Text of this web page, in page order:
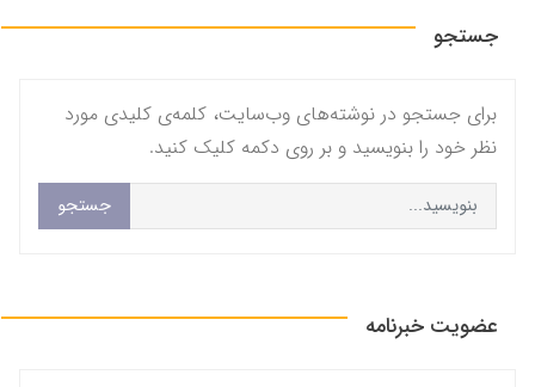
جستجو
برای جستجو در نوشته‌های وب‌سایت، کلمه‌ی کلیدی مورد
نظر خود را بنویسید و بر روی دکمه کلیک کنید.
جستجو
عضویت خبرنامه